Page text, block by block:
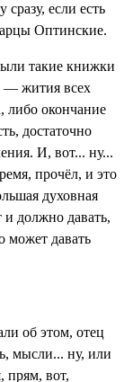
если есть
Оптинские.
такие книжки
— жития всех
либо окончание
достаточно
И, вот... ну...
прочёл, и это
духовная
должно давать,
может давать
об этом, отец
мысли... ну, или
прям, вот,